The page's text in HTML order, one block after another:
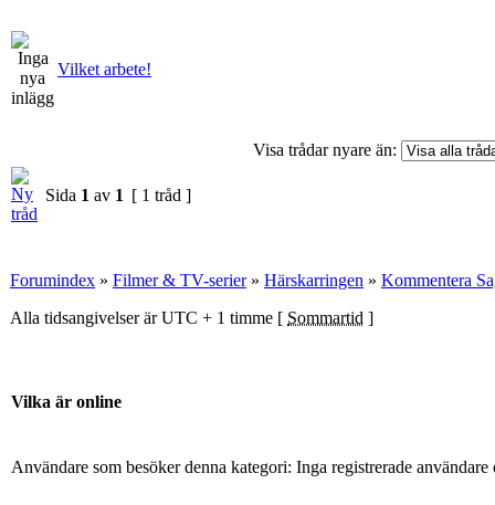
Vilket arbete!
Visa trådar nyare än:
Sida 1 av 1 [ 1 tråd ]
Forumindex » Filmer & TV-serier» Härskarringen » Kommentera
Alla tidsangivelser är UTC + 1 timme [ Sommartid ]
Vilka är online
Användare som besöker denna kategori: Inga registrerade användare